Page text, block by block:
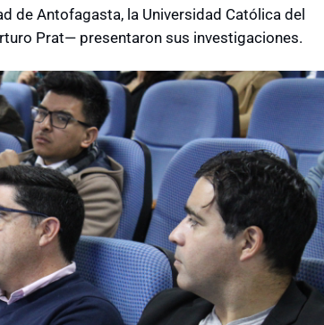
de Antofagasta, la Universidad Católica del
Prat— presentaron sus investigaciones.